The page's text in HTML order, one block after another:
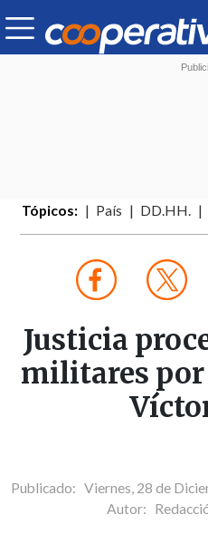
Tópicos: País DD.HH.
Justicia
militares por
Publicado: Viernes, 28 de
Autor: